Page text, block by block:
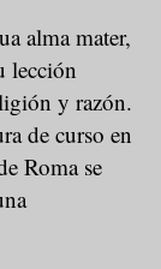
alma mater,
lección
y razón.
de curso en
Roma se